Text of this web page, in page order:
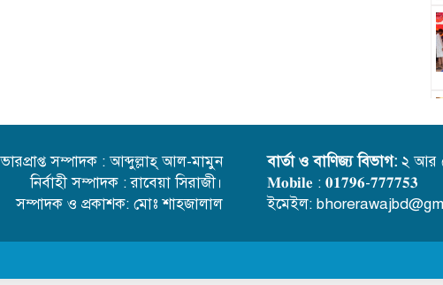
ভারপ্রাপ্ত সম্পাদক : আব্দুল্লাহ্ আল-মামুন
নির্বাহী সম্পাদক : রাবেয়া সিরাজী।
সম্পাদক ও প্রকাশক: মোঃ শাহজালাল
বার্তা ও বাণিজ্য বিভাগ: ২ আর
𝐌𝐨𝐛𝐢𝐥𝐞 : 𝟎𝟏𝟕𝟗𝟔-𝟕𝟕𝟕𝟕𝟓𝟑
ইমেইল: